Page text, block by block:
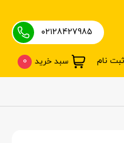
۰۲۱28427985
نام سبد خرید 0